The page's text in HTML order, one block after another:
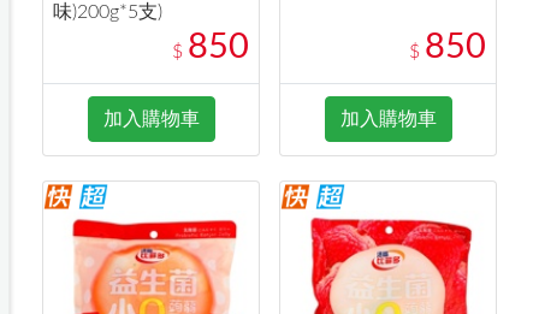
味)200g*5支)
$ 850
加入購物車
$ 850
加入購物車